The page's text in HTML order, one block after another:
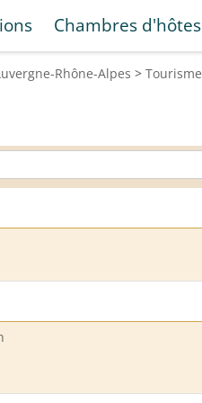
Chambres d'hôtes
Rhône-Alpes > Tourisme